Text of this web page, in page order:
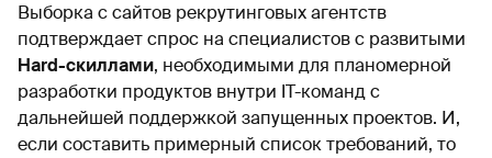
Выборка с сайтов рекрутинговых агентств
подтверждает спрос на специалистов с развитыми
Hard-скиллами, необходимыми для планомерной
разработки продуктов внутри IT-команд с
дальнейшей поддержкой запущенных проектов. И,
если составить примерный список требований, то